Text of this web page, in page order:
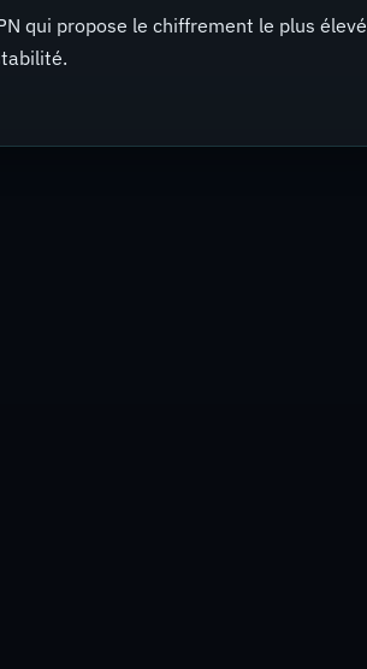
qui propose le chiffrement le plus élevé